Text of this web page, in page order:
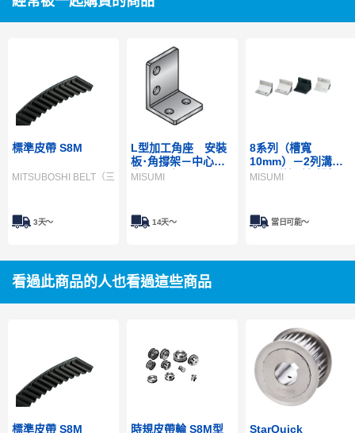
標準皮帶 S8M
MITSUBOSHI BELT（三星皮帶）
3天～
L型加工角座 安裝
板･角撐架－中心基
準開孔型－ LRCDA
MISUMI
14天～
8系列（槽寬
10mm）－2列溝用
－厚型擠型角撐架
MISUMI
當日可能〜
看過此商品的人也看過這些商品
標準皮帶 S8M 時規皮帶輪 S8M型
StarQuick